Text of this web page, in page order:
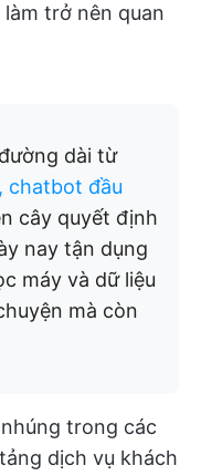
trở nên quan
dài từ
chatbot đầu
cây quyết định
nay tận dụng
máy và dữ liệu
mà còn
trong các
dịch vụ khách